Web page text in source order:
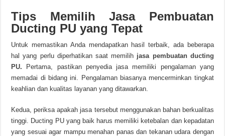
Tips Memilih Jasa Pembuatan
Ducting PU yang Tepat
Untuk memastikan Anda mendapatkan hasil terbaik, ada beberapa
hal yang perlu diperhatikan saat memilih jasa pembuatan ducting
PU. Pertama, pastikan penyedia jasa memiliki pengalaman yang
memadai di bidang ini. Pengalaman biasanya mencerminkan tingkat
keahlian dan kualitas layanan yang ditawarkan.
Kedua, periksa apakah jasa tersebut menggunakan bahan berkualitas
tinggi. Ducting PU yang baik harus memiliki ketebalan dan kepadatan
yang sesuai agar mampu menahan panas dan tekanan udara dengan